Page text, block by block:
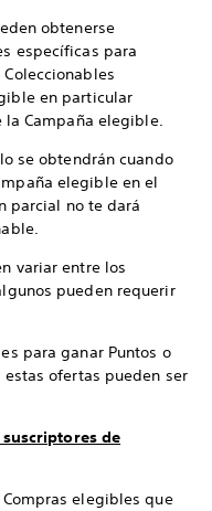
obtenerse
específicas para
en particular
Campaña elegible.
se obtendrán cuando
elegible en el
parcial no te dará
variar entre los
pueden requerir
para ganar Puntos o
ofertas pueden ser
de
elegibles que